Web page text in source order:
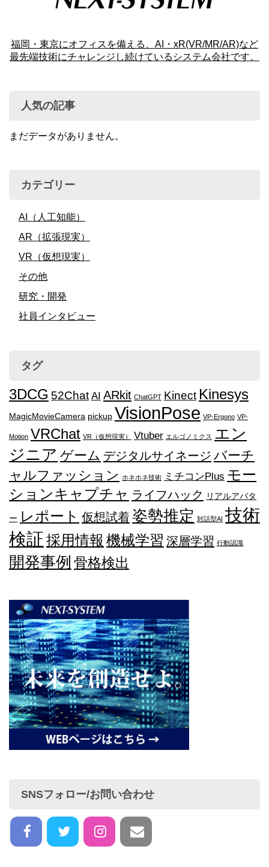
福岡・東京にオフィスを備える、AI・xR(VR/MR/AR)など
最先端技術にチャレンジし続けているシステム会社です。
人気の記事
まだデータがありません。
カテゴリー
AI（人工知能）
AR（拡張現実）
VR（仮想現実）
その他
研究・開発
社員インタビュー
タグ
3DCG 52Chat AI ARkit ChatGPT Kinect Kinesys
MagicMovieCamera pickup VisionPose VP-Ergono VP-
Motion VRChat VR（仮想現実） Vtuber エルゴノミクス エン
ジニア ゲーム デジタルサイネージ バーチ
ャルファッション ホネホネ技術 ミチコンPlus モー
ションキャプチャ ライフハック リアルアバタ
ー レポート 仮想試着姿勢推定 対話型AI 技術
検証 採用情報 機械学習 深層学習 行動認識
開発事例 骨格検出
SNSフォロー/お問い合わせ